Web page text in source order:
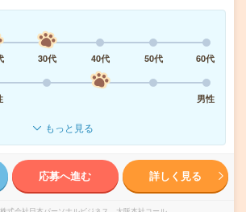
30代 40代 50代
60代
男性
もっと見る
応募へ進む 詳しく見る